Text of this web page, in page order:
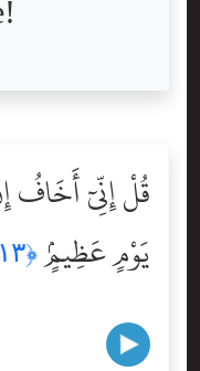
قُلْ إِنِّىٓ
يَوْمٍ عَظِيمٍۢ﴿١٣﴾